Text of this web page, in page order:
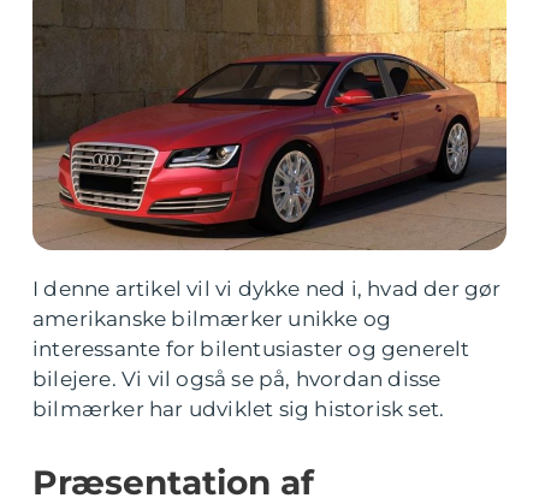
I denne artikel vil vi dykke ned i, hvad der gør
amerikanske bilmærker unikke og
interessante for bilentusiaster og generelt
bilejere. Vi vil også se på, hvordan disse
bilmærker har udviklet sig historisk set.
Præsentation af